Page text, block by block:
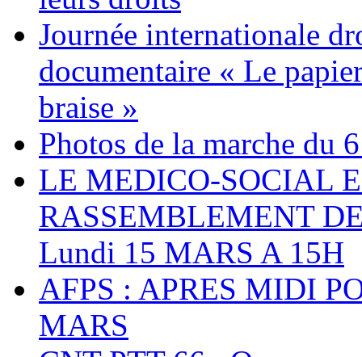
Journée internationale
documentaire « Le
braise »
Photos de la marche du
LE MEDICO-SOCIAL
RASSEMBLEMENT
Lundi 15 MARS A 15H
AFPS : APRES MIDI
MARS